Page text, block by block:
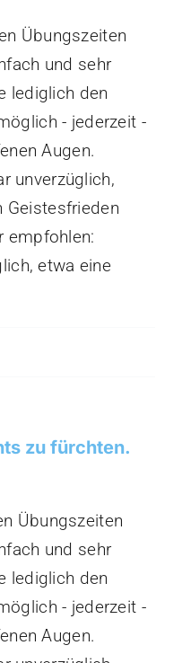
Übungszeiten
und sehr
lediglich den
- jederzeit -
Augen.
unverzüglich,
Geistesfrieden
empfohlen:
etwa eine
zu fürchten.
Übungszeiten
und sehr
lediglich den
- jederzeit -
Augen.